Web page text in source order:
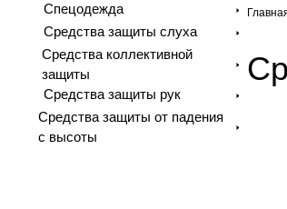
Спецодежда
Средства защиты слуха
Средства коллективной
защиты
Средства защиты рук
Средства защиты от падения
с высоты